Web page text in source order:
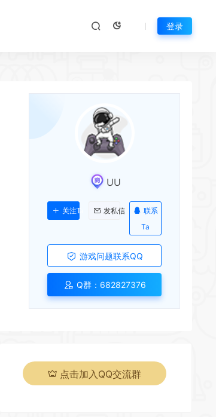
登录
UU
关注Ta 发私信
联系
Ta
游戏问题联系QQ
Q群：682827376
点击加入QQ交流群